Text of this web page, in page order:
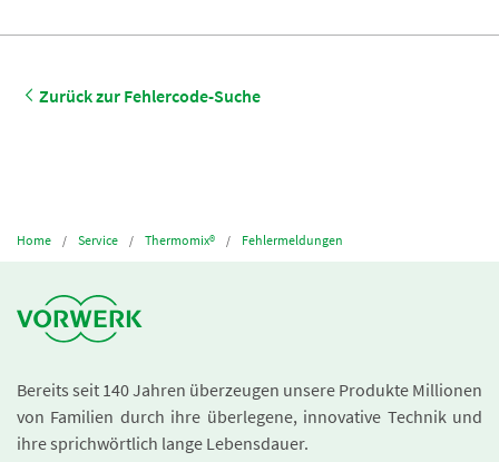
Zurück zur Fehlercode-Suche
Home Service Thermomix® Fehlermeldungen
Bereits seit 140 Jahren überzeugen unsere Produkte Millionen
von Familien durch ihre überlegene, innovative Technik und
ihre sprichwörtlich lange Lebensdauer.